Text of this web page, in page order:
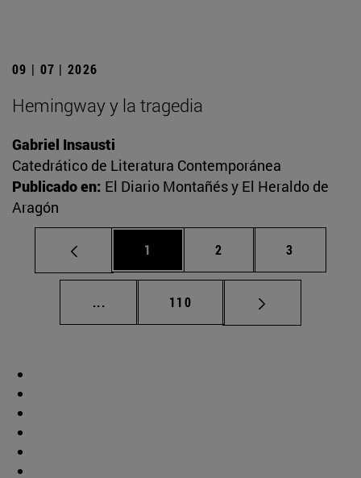
09 | 07 | 2026
Hemingway y la tragedia
Gabriel Insausti
Catedrático de Literatura Contemporánea
Publicado en: El Diario Montañés y El Heraldo de
Aragón
Página
1 Página
2 Página
3
... Páginas intermedias Use TAB para
Página
110